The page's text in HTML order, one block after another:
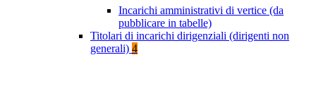
Incarichi amministrativi di vertice (da
pubblicare in tabelle)
Titolari di incarichi dirigenziali (dirigenti non
generali) 4